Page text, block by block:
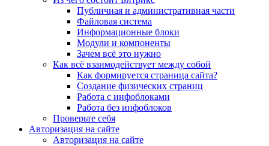
Публичная и административная части
Файловая система
Информационные блоки
Модули и компоненты
Зачем всё это нужно
Как всё взаимодействует между собой
Как формируется страница сайта?
Создание физических страниц
Работа с инфоблоками
Работа без инфоблоков
Проверьте себя
Авторизация на сайте
Авторизация на сайте